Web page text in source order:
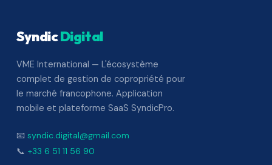
SyndicDigital
VME International — L'écosystème
complet de gestion de copropriété pour
le marché francophone. Application
mobile et plateforme SaaS SyndicPro.
📧 syndic.digital@gmail.com
📞 +33 6 51 11 56 90